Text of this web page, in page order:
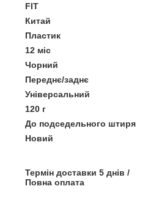
FIT
Китай
Пластик
12 міс
Чорний
Переднє/заднє
Універсальний
120 г
До подседельного штиря
Новий
Термін доставки 5 днів /
Повна оплата